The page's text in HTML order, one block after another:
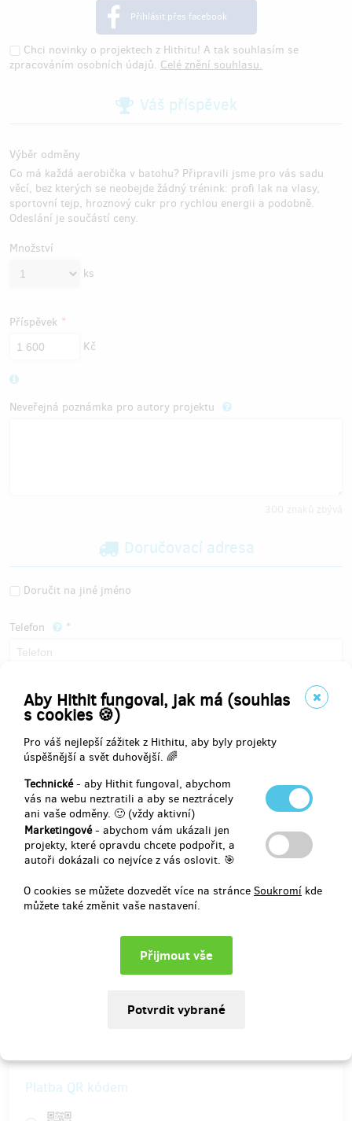
Aby Hithit fungoval, jak má (souhlas
s cookies 🍪)
Pro váš nejlepší zážitek z Hithitu, aby byly projekty
úspěšnější a svět duhovější. 🌈
Technické- aby Hithit fungoval, abychom
vás na webu neztratili a aby se neztrácely
ani vaše odměny. 🙂 (vždy aktivní)
Marketingové- abychom vám ukázali jen
projekty, které opravdu chcete podpořit, a
autoři dokázali co nejvíce z vás oslovit. 🎯
O cookies se můžete dozvedět více na stránce Soukromí kde
můžete také změnit vaše nastavení.
Přihlásit přes facebook
Chci novinky o projektech z Hithitu! A tak souhlasím se
zpracováním osobních údajů. Celé znění souhlasu.
Váš příspěvek
Výběr odměny
Co má každá aerobička v batohu? Připravili jsme pro vás sadu
věcí, bez kterých se neobejde žádný trénink: profi lak na vlasy,
sportovní tejp, hroznový cukr pro rychlou energii a podobně.
Odeslání je součástí ceny.
Množství
ks
Příspěvek
Kč
Neveřejná poznámka pro autory projektu
Doručovací adresa
Doručit na jiné jméno
Telefon
Výdejní místo
Vyberte výdejní místo
Zadat fakturační adresu
Platba
Platbu příspěvku zajišťuje bezpečná platební brána
Platba QR kódem